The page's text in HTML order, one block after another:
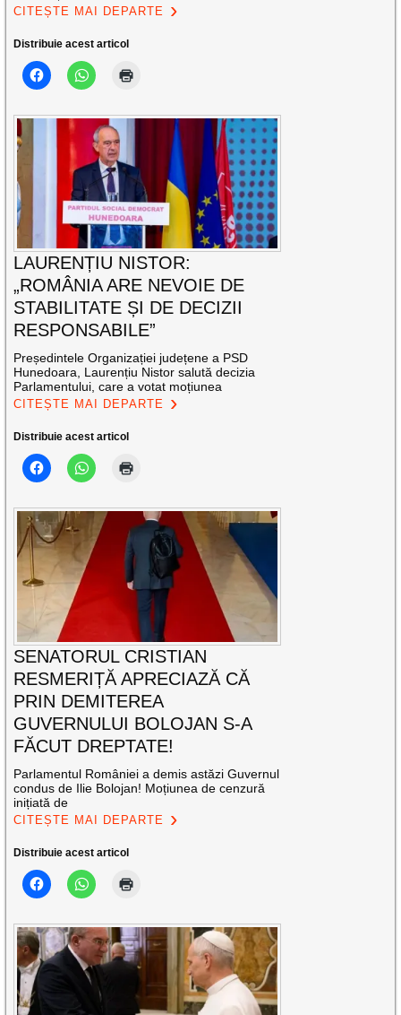
CITEȘTE MAI DEPARTE
Distribuie acest articol
LAURENȚIU NISTOR:
„ROMÂNIA ARE NEVOIE DE
STABILITATE ȘI DE DECIZII
RESPONSABILE”
Președintele Organizației județene a PSD
Hunedoara, Laurențiu Nistor salută decizia
Parlamentului, care a votat moțiunea
CITEȘTE MAI DEPARTE
Distribuie acest articol
SENATORUL CRISTIAN
RESMERIȚĂ APRECIAZĂ CĂ
PRIN DEMITEREA
GUVERNULUI BOLOJAN S-A
FĂCUT DREPTATE!
Parlamentul României a demis astăzi Guvernul
condus de Ilie Bolojan! Moțiunea de cenzură
inițiată de
CITEȘTE MAI DEPARTE
Distribuie acest articol